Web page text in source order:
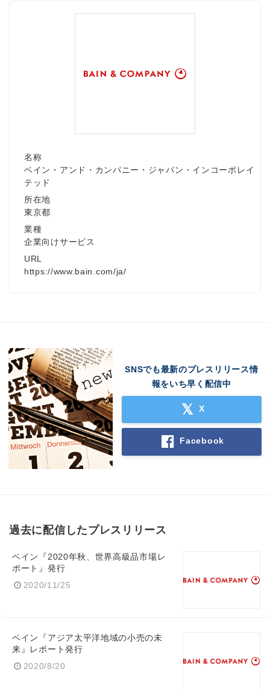
名称
ベイン・アンド・カンパニー・ジャパン・インコーポレイ
テッド
所在地
東京都
業種
企業向けサービス
URL
https://www.bain.com/ja/
SNSでも最新のプレスリリース情
報をいち早く配信中
X
Facebook
過去に配信したプレスリリース
ベイン『2020年秋、世界高級品市場レ
ポート』発行
2020/11/25
ベイン『アジア太平洋地域の小売の未
来』レポート発行
2020/8/20